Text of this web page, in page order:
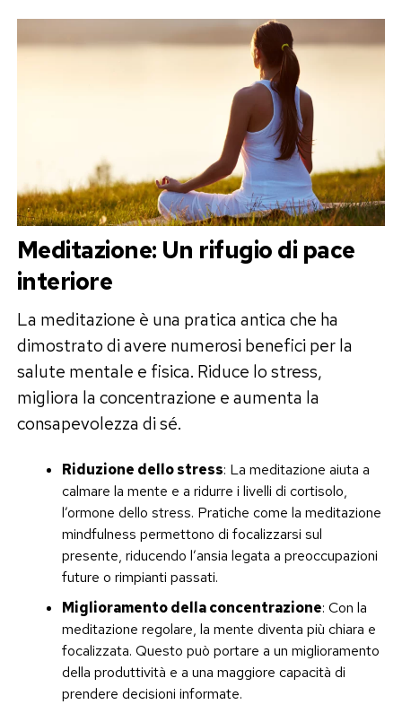
Meditazione: Un rifugio di pace
interiore
La meditazione è una pratica antica che ha
dimostrato di avere numerosi benefici per la
salute mentale e fisica. Riduce lo stress,
migliora la concentrazione e aumenta la
consapevolezza di sé.
Riduzione dello stress: La meditazione aiuta a
calmare la mente e a ridurre i livelli di cortisolo,
l’ormone dello stress. Pratiche come la meditazione
mindfulness permettono di focalizzarsi sul
presente, riducendo l’ansia legata a preoccupazioni
future o rimpianti passati.
Miglioramento della concentrazione: Con la
meditazione regolare, la mente diventa più chiara e
focalizzata. Questo può portare a un miglioramento
della produttività e a una maggiore capacità di
prendere decisioni informate.